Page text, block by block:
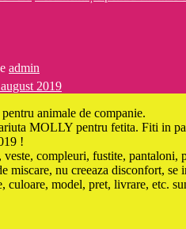
admin
2019
animale de companie.
MOLLY pentru fetita. Fiti in
!
compleuri, fustite, pantaloni,
miscare, nu creeaza disconfort,
culoare, model, pret, livrare, etc.